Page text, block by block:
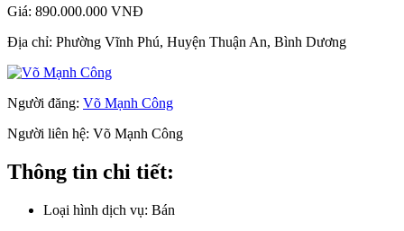
Giá: 890.000.000 VNĐ
Địa chỉ: Phường Vĩnh Phú, Huyện Thuận An, Bình Dương
Người đăng: Võ Mạnh Công
Người liên hệ: Võ Mạnh Công
Thông tin chi tiết:
Loại hình dịch vụ: Bán